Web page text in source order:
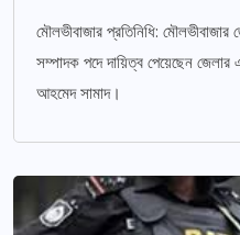
মৌলভীবাজার প্রতিনিধি:
সম্পাদক পদে দায়িত্ব পেয়েছেন জেলার
আহমেদ সামাদ।